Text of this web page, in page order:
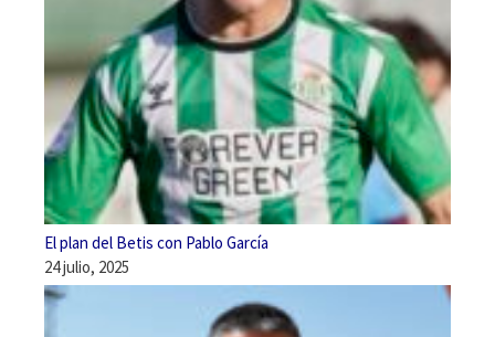
El plan del Betis con Pablo García
24 julio, 2025